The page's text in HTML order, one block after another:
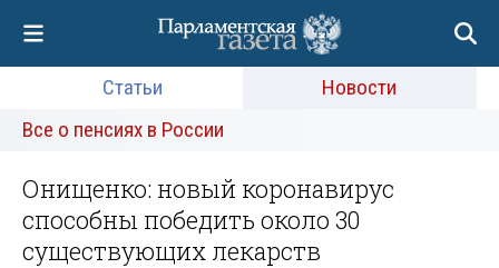
Статьи
Новости
Все о пенсиях в России
Онищенко: новый коронавирус
способны победить около 30
существующих лекарств